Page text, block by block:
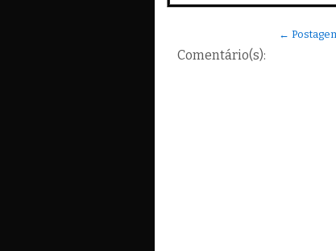
Comentário(s):
←